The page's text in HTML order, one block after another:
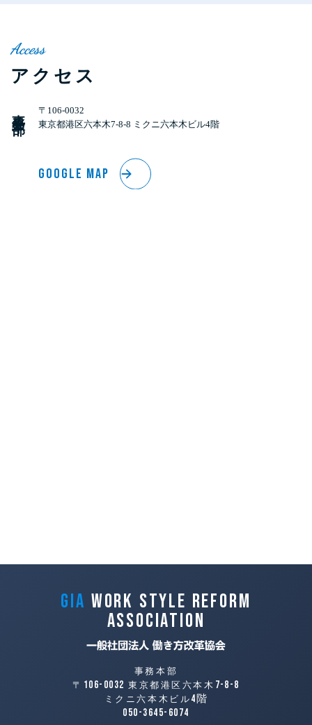
Access
ア ク セ ス
〒106-0032
東京都港区六本木7-8-8 ミクニ六本木ビル4階
GOOGLE MAP
GIA Work Style Reform
Association
事務本部
〒 106-0032 東京都港区六本木 7-8-8
ミクニ六本木ビル 4階
050-3645-6074